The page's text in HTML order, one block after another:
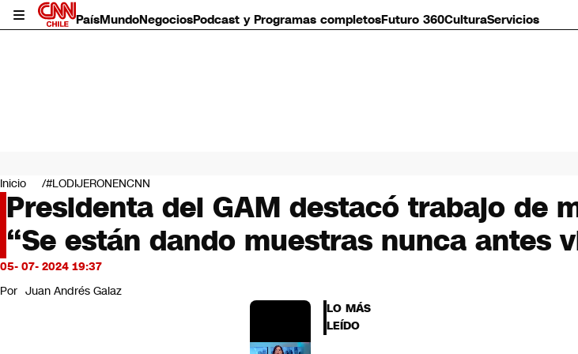
PaísMundoNegociosPodcast y Programas completosFuturo 360CulturaServicios
Mundo
Negocios
Deportes
Programas completos
Cultura
Servicios
Bits
CNN Data
Inicio #LODIJERONENCNN
Presidenta del GAM destacó trabajo de
“Se están dando muestras nunca antes
05- 07- 2024 19:37
Por Juan Andrés Galaz
LO MÁS
LEÍDO